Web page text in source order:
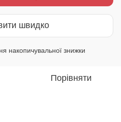
швидко
накопичувальної знижки
Порівняти